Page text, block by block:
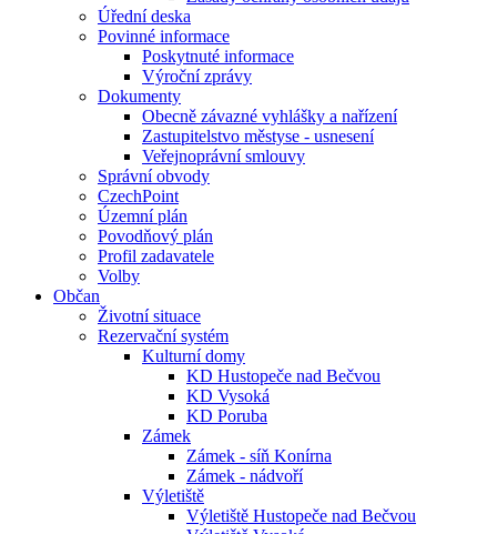
Úřední deska
Povinné informace
Poskytnuté informace
Výroční zprávy
Dokumenty
Obecně závazné vyhlášky a nařízení
Zastupitelstvo městyse - usnesení
Veřejnoprávní smlouvy
Správní obvody
CzechPoint
Územní plán
Povodňový plán
Profil zadavatele
Volby
Občan
Životní situace
Rezervační systém
Kulturní domy
KD Hustopeče nad Bečvou
KD Vysoká
KD Poruba
Zámek
Zámek - síň Konírna
Zámek - nádvoří
Výletiště
Výletiště Hustopeče nad Bečvou